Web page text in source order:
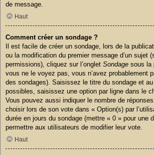
de message.
Haut
Comment créer un sondage ?
Il est facile de créer un sondage, lors de la
ou la modification du premier message d’un sujet
permissions), cliquez sur l’onglet Sondage sous la
vous ne le voyez pas, vous n’avez probablement
des sondages). Saisissez le titre du sondage et
possibles, saisissez une option par ligne dans le
Vous pouvez aussi indiquer le nombre de
choisir lors de son vote dans « Option(s) par
durée en jours du sondage (mettre « 0 » pour une
permettre aux utilisateurs de modifier leur vote.
Haut